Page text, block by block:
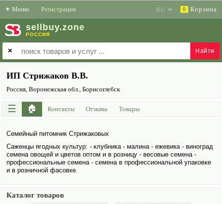
✶ Меню Регистрация 0 Корзина
sell buy.zone
РОССИЯ
✕
ИП Стрижаков В.В.
Россия, Воронежская обл., Борисоглебск
☰ 🏠 Контакты Отзывы Товары
Семейный питомник Стрижаковых
Саженцы ягодных культур: - клубника - малина - ежевика - виноград
семена овощей и цветов оптом и в розницу - весовые семена -
профессиональные семена - семена в профессиональной упаковке
и в розничной фасовке.
Каталог товаров